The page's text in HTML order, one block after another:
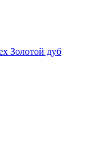
Золотой дуб